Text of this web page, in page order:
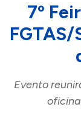
7º
Evento